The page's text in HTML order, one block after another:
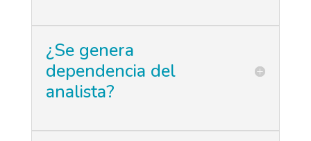
¿Se genera
dependencia del
analista?